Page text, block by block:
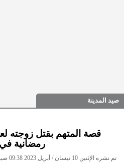
صيد المدينة
قصة المتهم بقتل زوجته
رمضانية
تم نشره الإثنين 10 نيسان / أبريل 2023 09:38 صباحاً